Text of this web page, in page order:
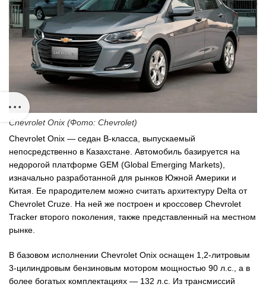
Chevrolet Onix (Фото: Chevrolet)
Chevrolet Onix — седан В-класса, выпускаемый
непосредственно в Казахстане. Автомобиль базируется на
недорогой платформе GEM (Global Emerging Markets),
изначально разработанной для рынков Южной Америки и
Китая. Ее прародителем можно считать архитектуру Delta от
Chevrolet Cruze. На ней же построен и кроссовер Chevrolet
Tracker второго поколения, также представленный на местном
рынке.
В базовом исполнении Chevrolet Onix оснащен 1,2-литровым
3-цилиндровым бензиновым мотором мощностью 90 л.с., а в
более богатых комплектациях — 132 л.с. Из трансмиссий